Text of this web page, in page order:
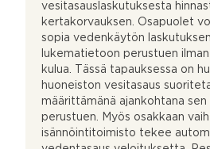
vesitasauslaskutuksesta
kertakorvauksen. Osapuolet
sopia vedenkäytön
lukematietoon perustuen
kulua. Tässä tapauksessa on
huoneiston vesitasaus
määrittämänä ajankohtana
perustuen. Myös osakkaan
isännöintitoimisto tekee